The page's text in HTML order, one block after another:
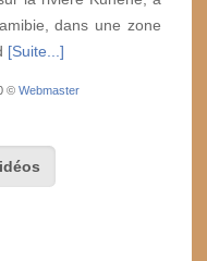
dans une zone
[Suite...]
© Webmaster